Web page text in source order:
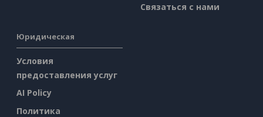
Связаться с нами
Юридическая
Условия
предоставления услуг
AI Policy
Политика